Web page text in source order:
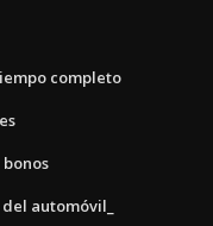
completo
automóvil_